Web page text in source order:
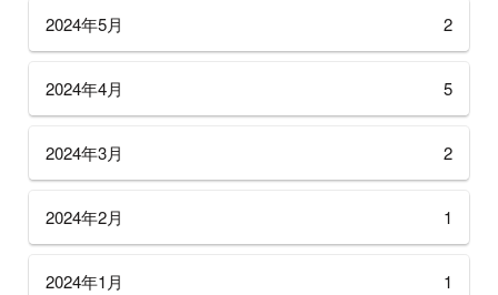
2024年5月 2
2024年4月 5
2024年3月 2
2024年2月 1
2024年1月 1